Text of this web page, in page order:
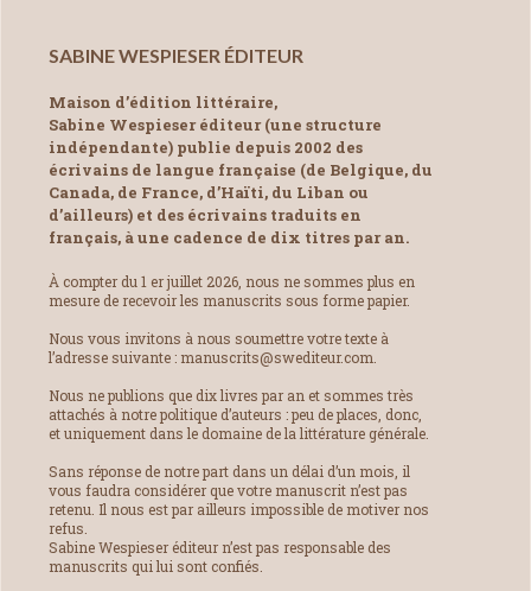
SABINE WESPIESER ÉDITEUR
Maison d’édition littéraire,
Sabine Wespieser éditeur (une structure
indépendante) publie depuis 2002 des
écrivains de langue française (de Belgique, du
Canada, de France, d’Haïti, du Liban ou
d’ailleurs) et des écrivains traduits en
français, à une cadence de dix titres par an.
À compter du 1 er juillet 2026, nous ne sommes plus en
mesure de recevoir les manuscrits sous forme papier.
Nous vous invitons à nous soumettre votre texte à
l’adresse suivante : manuscrits@swediteur.com.
Nous ne publions que dix livres par an et sommes très
attachés à notre politique d’auteurs : peu de places, donc,
et uniquement dans le domaine de la littérature générale.
Sans réponse de notre part dans un délai d’un mois, il
vous faudra considérer que votre manuscrit n’est pas
retenu. Il nous est par ailleurs impossible de motiver nos
refus.
Sabine Wespieser éditeur n’est pas responsable des
manuscrits qui lui sont confiés.